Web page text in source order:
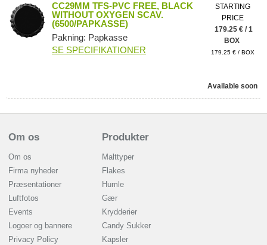
CC29MM TFS-PVC FREE, BLACK
WITHOUT OXYGEN SCAV.
(6500/PAPKASSE)
Pakning: Papkasse
SE SPECIFIKATIONER
STARTING
PRICE
179.25 € / 1
BOX
179.25 € / BOX
Available soon
Om os
Om os
Firma nyheder
Præsentationer
Luftfotos
Events
Logoer og bannere
Privacy Policy
Produkter
Malttyper
Flakes
Humle
Gær
Krydderier
Candy Sukker
Kapsler